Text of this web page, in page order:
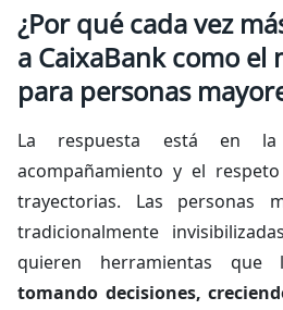
¿Por qué cada vez
a CaixaBank como el
para personas
La respuesta está en la
acompañamiento y el
trayectorias. Las personas
tradicionalmente
quieren herramientas que
tomando decisiones,